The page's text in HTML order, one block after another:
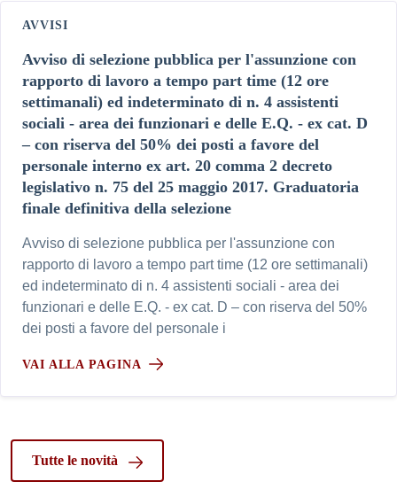
AVVISI
Avviso di selezione pubblica per l'assunzione con
rapporto di lavoro a tempo part time (12 ore
settimanali) ed indeterminato di n. 4 assistenti
sociali - area dei funzionari e delle E.Q. - ex cat. D
– con riserva del 50% dei posti a favore del
personale interno ex art. 20 comma 2 decreto
legislativo n. 75 del 25 maggio 2017. Graduatoria
finale definitiva della selezione
Avviso di selezione pubblica per l'assunzione con
rapporto di lavoro a tempo part time (12 ore settimanali)
ed indeterminato di n. 4 assistenti sociali - area dei
funzionari e delle E.Q. - ex cat. D – con riserva del 50%
dei posti a favore del personale i
VAI ALLA PAGINA
Tutte le novità